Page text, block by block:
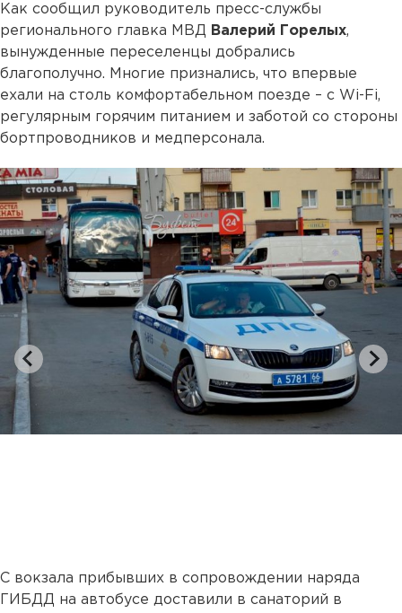
Как сообщил руководитель пресс-службы
регионального главка МВД Валерий Горелых,
вынужденные переселенцы добрались
благополучно. Многие признались, что впервые
ехали на столь комфортабельном поезде – с Wi-Fi,
регулярным горячим питанием и заботой со стороны
бортпроводников и медперсонала.
С вокзала прибывших в сопровождении наряда
ГИБДД на автобусе доставили в санаторий в